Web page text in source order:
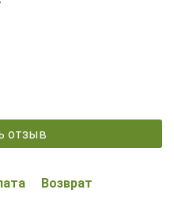
отзыв
Возврат